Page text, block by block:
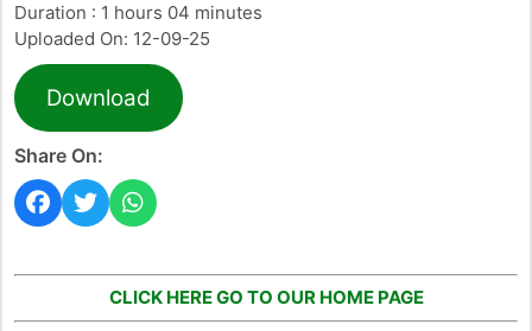
Duration : 1 hours 04 minutes
Uploaded On: 12-09-25
Download
Share On:
CLICK HERE GO TO OUR HOME PAGE